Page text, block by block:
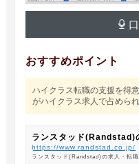
おすすめポイント
ハイクラス転職の支援を得
がハイクラス求人で占められ
ランスタッド(Randstad)
https://www.randstad.co.jp/
ランスタッド(Randstad)の求人・転